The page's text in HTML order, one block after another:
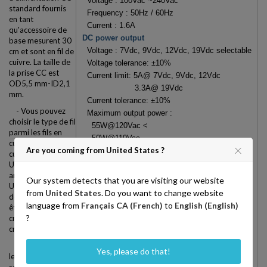
Frequency : 50Hz / 60Hz
Current : 1.6A
DC power output
Voltage : 7Vdc, 9Vdc, 12Vdc, 19Vdc selectable
Voltage tolerance: ±10%
Current limit: 5A@ 7Vdc, 9Vdc, 12Vdc
3.3A@ 19Vdc
Current tolerance: ±10%
Maximum output power :
55W@120Vac <
50W@110Vac
45W@100Vac
Output short
Over temperature
Operating environment
Operating & storage humidity : 10% ~ 90%
Dimension
106 x 48 x 230(mm)
standard fournis
en tant
qu'accessoire de
base mesurent 30
cm et sont en fil de
cuivre. La taille de
la prise CC est
OD5,5 mm-ID2,1
mm.
- Vous pouvez
choisir le type de fil
parmi les fils en
cuivre standard, en
cuivre toronné 7N
UPOCC et en
argent toronné 7N
UPOCC, le choix
de la longueur peut
être fait entre 30
cm, 50 cm ou 100
cm.
le fil de cuivre
Are you coming from United States ?
Our system detects that you are visiting our website
from United States. Do you want to change website
language from Français CA (French) to English (English)
?
Yes, please do that!